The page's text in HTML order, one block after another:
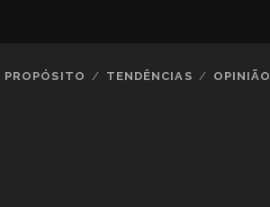
PROPÓSITO TENDÊNCIAS OPINIÃO